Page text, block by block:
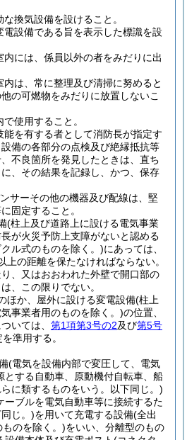
換気設備を設けること。
電設備である旨を表示した標識を設
内には、係員以外の者をみだりに出
内は、常に整理及び清掃に努めると
の可燃物をみだりに放置しないこ
使用すること。
能を有する者として消防長が指定す
備の各部分の点検及び絶縁抵抗等
不良箇所を発見したときは、直ち
、その結果を記録し、かつ、保存
サーその他の機器及び配線は、堅
固定すること。
(柱上及び道路上に設ける電気事業
が火災予防上支障がないと認める
ル式のものを除く。)にあっては、
上の距離を保たなければならない。
、又はおおわれた外壁で開口部の
、この限りでない。
ほか、屋外に設ける変電設備(柱上
事業者用のものを除く。)の位置、
いては、 第1項第3号の2及び第5号
準用する。
(電気を設備内部で変圧して、電気
とする自動車、原動機付自転車、船
に類するものをいう。以下同じ。)
ーブルを電気自動車等に接続するた
じ。)を用いて充電する設備(全出
のを除く。)をいい、分離型のもの